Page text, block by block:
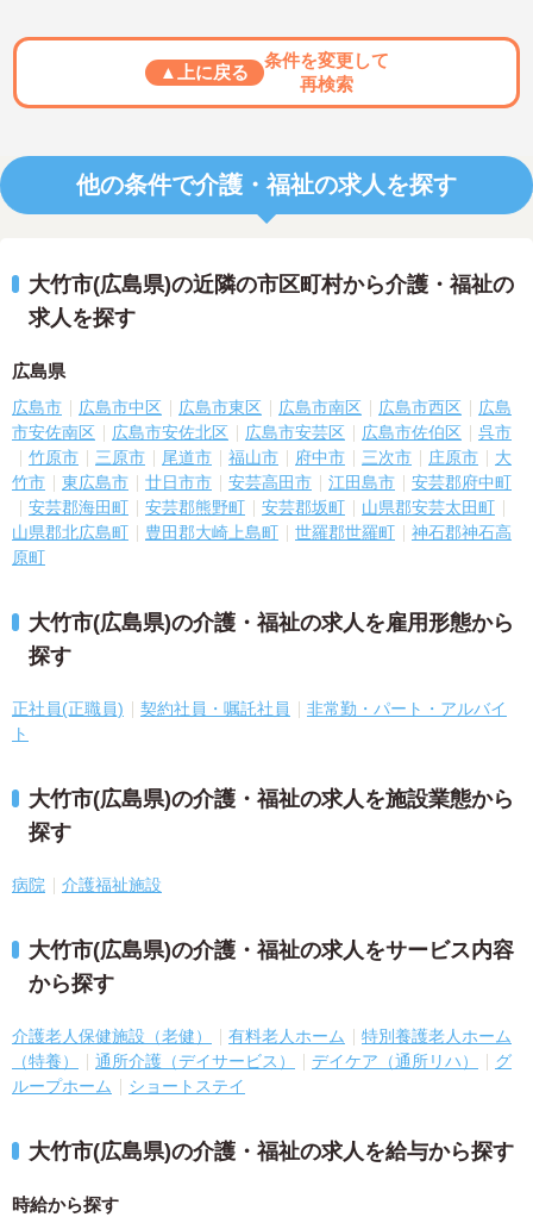
▲上に戻る
条件を変更して
再検索
他の条件で介護・福祉の求人を探す
大竹市(広島県)の近隣の市区町村から介護・福祉の
求人を探す
広島県
広島市 広島市中区 広島市東区 広島市南区 広島市西区
広島
市安佐南区
広島市安佐北区 広島市安芸区 広島市佐伯区
呉市
竹原市
三原市 尾道市 福山市 府中市 三次市 庄原市
大
竹市
東広島市 廿日市市 安芸高田市 江田島市
安芸郡府中町
安芸郡海田町
安芸郡熊野町 安芸郡坂町
山県郡安芸太田町
山県郡北広島町
豊田郡大崎上島町 世羅郡世羅町
神石郡神石高
原町
大竹市(広島県)の介護・福祉の求人を雇用形態から
探す
正社員(正職員) 契約社員・嘱託社員
非常勤・パート・アルバイ
ト
大竹市(広島県)の介護・福祉の求人を施設業態から
探す
病院 介護福祉施設
大竹市(広島県)の介護・福祉の求人をサービス内容
から探す
介護老人保健施設（老健） 有料老人ホーム
特別養護老人ホーム
（特養）
通所介護（デイサービス） デイケア（通所リハ）
グ
ループホーム
ショートステイ
大竹市(広島県)の介護・福祉の求人を給与から探す
時給から探す